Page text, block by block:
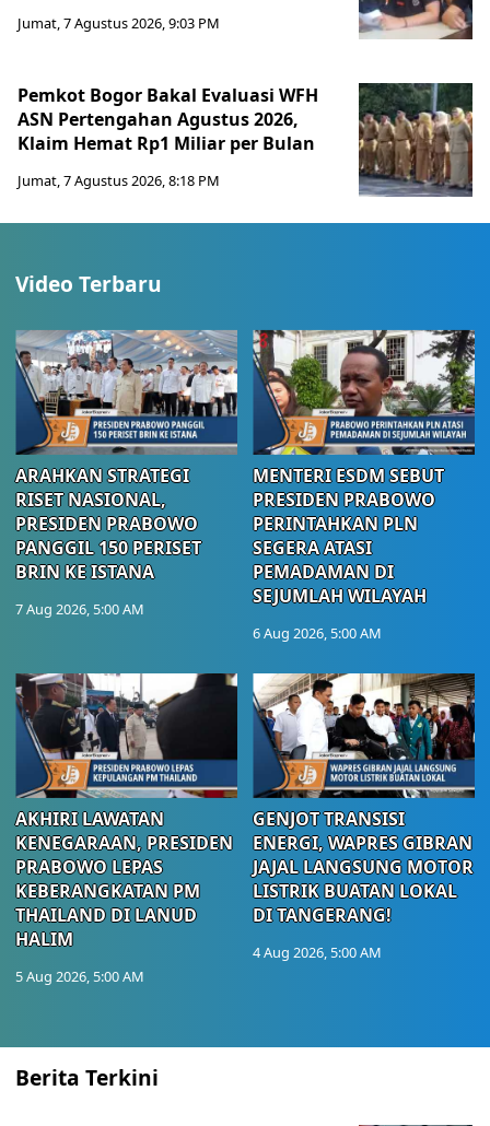
Jumat, 7 Agustus 2026, 9:03 PM
Pemkot Bogor Bakal Evaluasi WFH
ASN Pertengahan Agustus 2026,
Klaim Hemat Rp1 Miliar per Bulan
Jumat, 7 Agustus 2026, 8:18 PM
Video Terbaru
ARAHKAN STRATEGI
RISET NASIONAL,
PRESIDEN PRABOWO
PANGGIL 150 PERISET
BRIN KE ISTANA
7 Aug 2026, 5:00 AM
MENTERI ESDM SEBUT
PRESIDEN PRABOWO
PERINTAHKAN PLN
SEGERA ATASI
PEMADAMAN DI
SEJUMLAH WILAYAH
6 Aug 2026, 5:00 AM
AKHIRI LAWATAN
KENEGARAAN, PRESIDEN
PRABOWO LEPAS
KEBERANGKATAN PM
THAILAND DI LANUD
HALIM
5 Aug 2026, 5:00 AM
GENJOT TRANSISI
ENERGI, WAPRES GIBRAN
JAJAL LANGSUNG MOTOR
LISTRIK BUATAN LOKAL
DI TANGERANG!
4 Aug 2026, 5:00 AM
Berita Terkini